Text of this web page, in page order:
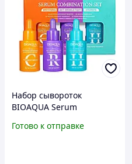
Набор сывороток
BIOAQUA Serum
Готово к отправке